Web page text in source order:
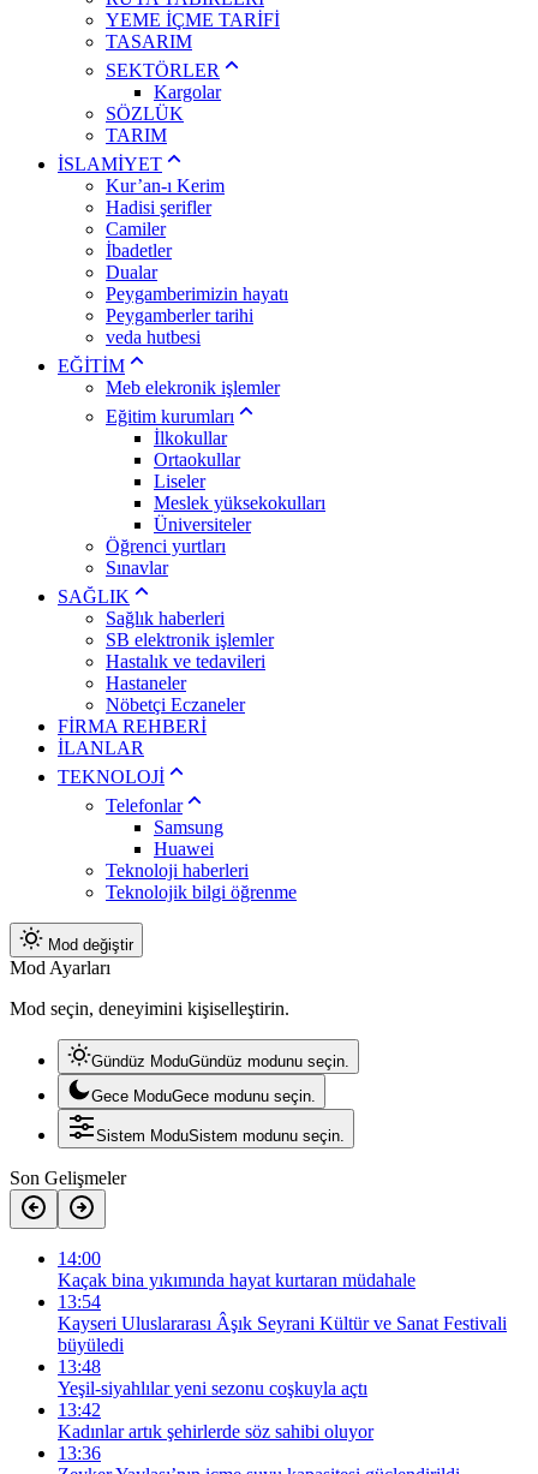
YEME İÇME TARİFİ
TASARIM
SEKTÖRLER
Kargolar
SÖZLÜK
TARIM
İSLAMİYET
Kur’an-ı Kerim
Hadisi şerifler
Camiler
İbadetler
Dualar
Peygamberimizin hayatı
Peygamberler tarihi
veda hutbesi
EĞİTİM
Meb elekronik işlemler
Eğitim kurumları
İlkokullar
Ortaokullar
Liseler
Meslek yüksekokulları
Üniversiteler
Öğrenci yurtları
Sınavlar
SAĞLIK
Sağlık haberleri
SB elektronik işlemler
Hastalık ve tedavileri
Hastaneler
Nöbetçi Eczaneler
FİRMA REHBERİ
İLANLAR
TEKNOLOJİ
Telefonlar
Samsung
Huawei
Teknoloji haberleri
Teknolojik bilgi öğrenme
Mod değiştir
Mod Ayarları
Mod seçin, deneyimini kişiselleştirin.
Gündüz ModuGündüz modunu seçin.
Gece ModuGece modunu seçin.
Sistem ModuSistem modunu seçin.
Son Gelişmeler
14:00
Kaçak bina yıkımında hayat kurtaran müdahale
13:54
Kayseri Uluslararası Âşık Seyrani Kültür ve Sanat Festivali
büyüledi
13:48
Yeşil-siyahlılar yeni sezonu coşkuyla açtı
13:42
Kadınlar artık şehirlerde söz sahibi oluyor
13:36